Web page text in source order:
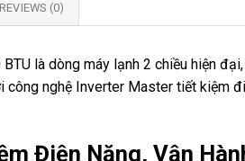
REVIEWS (0)
là dòng máy lạnh 2 chiều hiện
nghệ Inverter Master tiết kiệm
Điện Năng, Vận